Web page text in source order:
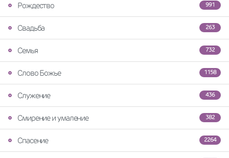
991
Рождество
263
Свадьба
732
Семья
1158
Слово Божье
436
Служение
382
Смирение и умаление
2264
Спасение